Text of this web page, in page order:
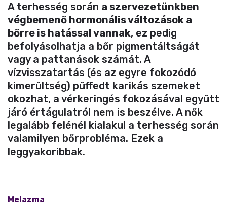
A terhesség során a szervezetünkben
végbemenő hormonális változások a
bőrre is hatással vannak, ez pedig
befolyásolhatja a bőr pigmentáltságát
vagy a pattanások számát. A
vízvisszatartás (és az egyre fokozódó
kimerültség) püffedt karikás szemeket
okozhat, a vérkeringés fokozásával együtt
járó értágulatról nem is beszélve. A nők
legalább felénél kialakul a terhesség során
valamilyen bőrprobléma. Ezek a
leggyakoribbak.
Melazma